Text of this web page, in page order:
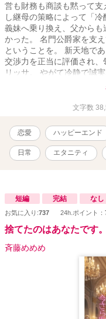
営も財務も商談も黙って
し継母の策略によって「
義妹へ乗り換え、父から
かった。 名門公爵家を支
ということを。 新天地で
交渉力を正当に評価され
リッサ。 やがて冷静で誠
初めて「必要とされる幸
爵家では経営も人心も崩
光を失い、元婚約者はよ
う？」 もう遅い。 これは
商才・人脈だけで幸せを
最大のざまぁを味わう、
文字数
恋愛 ハッピーエンド
日常 エタニティ
短編 完結 なし
お気に入り:737 24h.ポイント：
捨てたのはあなたです
斉藤めめめ